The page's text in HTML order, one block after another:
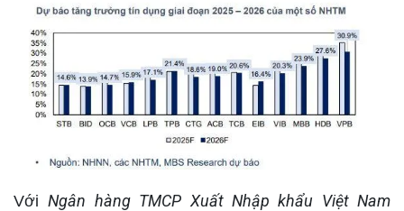
VớiNgân hàng TMCP Xuất Nhập khẩu Việt Nam